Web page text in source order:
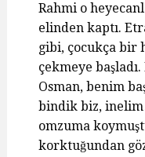
Rahmi o
elinden kaptı.
gibi, çocukça bir
çekmeye
Osman, benim
bindik biz,
omzuma
korktuğundan